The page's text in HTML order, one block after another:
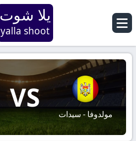
يلا شوت
yalla shoot
مولدوفا - سيدات
VS